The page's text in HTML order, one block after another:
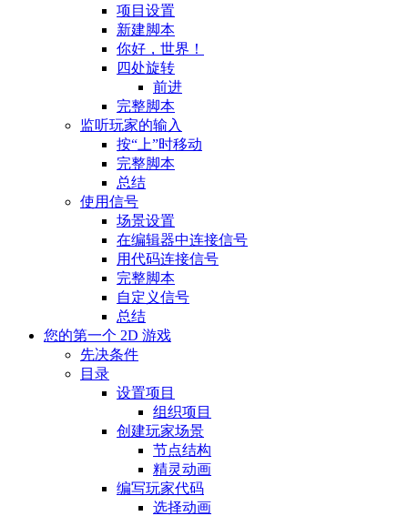
项目设置
新建脚本
你好，世界！
四处旋转
前进
完整脚本
监听玩家的输入
按“上”时移动
完整脚本
总结
使用信号
场景设置
在编辑器中连接信号
用代码连接信号
完整脚本
自定义信号
总结
您的第一个 2D 游戏
先决条件
目录
设置项目
组织项目
创建玩家场景
节点结构
精灵动画
编写玩家代码
选择动画